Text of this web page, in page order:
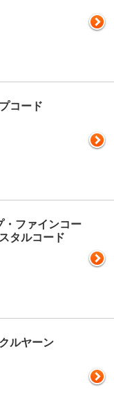
コード
・ファインコー
タルコード
ルヤーン